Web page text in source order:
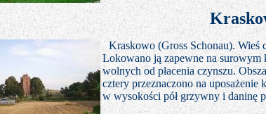
Kraskowo (Gross Schonau). Wieś
Lokowano ją zapewne na surowym
wolnych od płacenia czynszu.
cztery przeznaczono na uposażenie
w wysokości pół grzywny i daninę